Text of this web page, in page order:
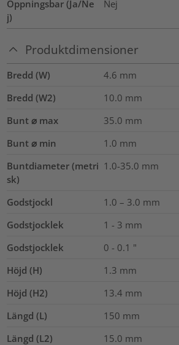
Öppningsbar (Ja/Ne
j)
Nej
Produktdimensioner
Bredd (W) 4.6 mm
Bredd (W2)
10.0 mm
Bunt ⌀ max
35.0 mm
Bunt ⌀ min
1.0 mm
Buntdiameter (metri
sk)
1.0-35.0 mm
Godstjockl 1.0 – 3.0 mm
Godstjocklek
1 - 3 mm
Godstjocklek
0 - 0.1 "
Höjd (H)
1.3 mm
Höjd (H2)
13.4 mm
Längd (L)
150 mm
Längd (L2)
15.0 mm